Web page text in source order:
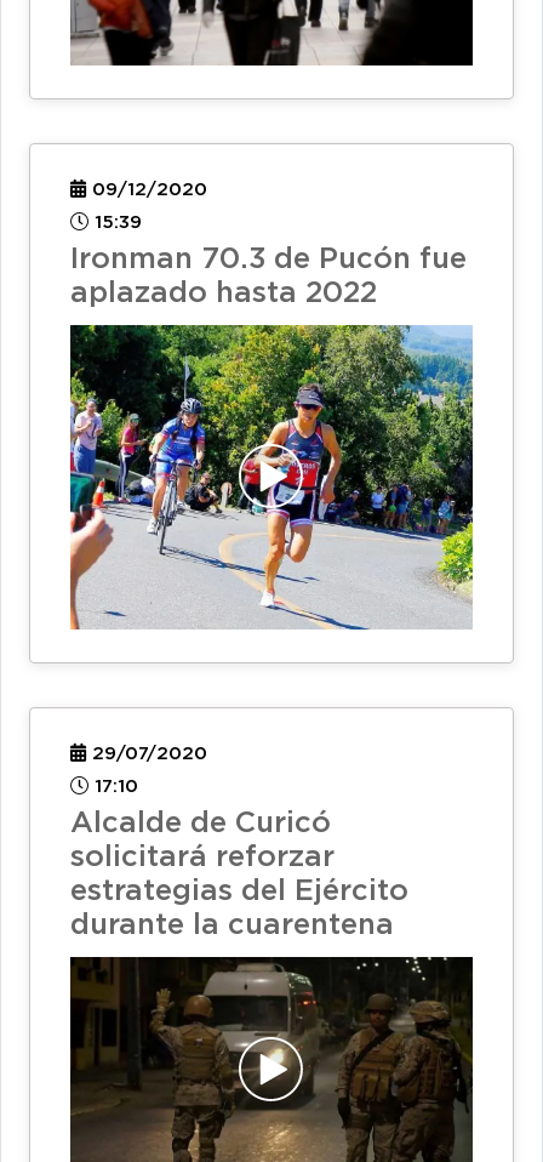
09/12/2020
15:39
Ironman 70.3 de Pucón fue
aplazado hasta 2022
29/07/2020
17:10
Alcalde de Curicó
solicitará reforzar
estrategias del Ejército
durante la cuarentena